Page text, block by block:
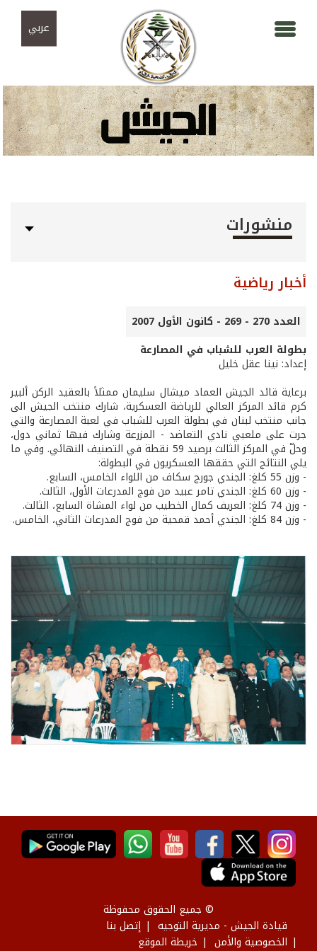
عربي
منشورات
أخبار رياضية
العدد 270 - 269 - كانون الأول 2007
بطولة العرب للشباب في المصارعة
إعداد: نينا عقل خليل
برعاية قائد الجيش العماد ميشال سليمان ممثلاً بالعقيد الركن ألبير
كرم قائد المركز العالي للرياضة العسكرية، شارك منتخب الجيش الى
جانب منتخب لبنان في بطولة العرب للشباب في لعبة المصارعة والتي
جرت على ملعبي نادي التعاضد - المزرعة وشارك فيها ثماني دول،
وحلّ في المركز الثالث برصيد 59 نقطة في التصنيف النهائي. وفي ما
يلي النتائج التي حققها العسكريون في البطولة:
- وزن 55 كلغ: الجندي جورج سكاف من اللواء الخامس، السابع.
- وزن 60 كلغ: الجندي تامر عبيد من فوج المدرعات الأول، الثالث.
- وزن 74 كلغ: العريف كمال الخطيب من لواء المشاة السابع، الثالث.
- وزن 84 كلغ: الجندي أحمد قمحية من فوج المدرعات الثاني، الخامس.
© جميع الحقوق محفوظة
قيادة الجيش - مديرية التوجيه
إتصل بنا
الخصوصية والأمن
خريطة الموقع